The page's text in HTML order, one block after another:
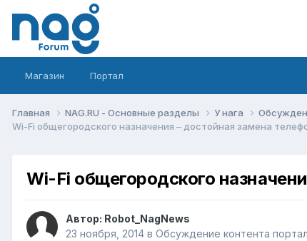
Магазин Портал
Главная NAG.RU - Основные разделы У нага
Wi-Fi общегородского назначения – достойная замена
Wi-Fi общегородского
Автор: Robot_NagNews
23 ноября, 2014 в Обсуждение контента